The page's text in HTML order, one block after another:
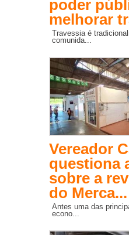
poder
melhorar
Travessia é
comunida...
Vereador
questiona
sobre a
do Merca...
Antes uma das
econo...